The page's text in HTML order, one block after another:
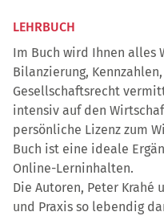
LEHRBUCH
Im Buch wird Ihnen alles
Bilanzierung,
Gesellschaftsrecht
intensiv auf den
persönliche Lizenz zum
Buch ist eine ideale
Online-Lerninhalten.
Die Autoren, Peter Krahé
und Praxis so lebendig